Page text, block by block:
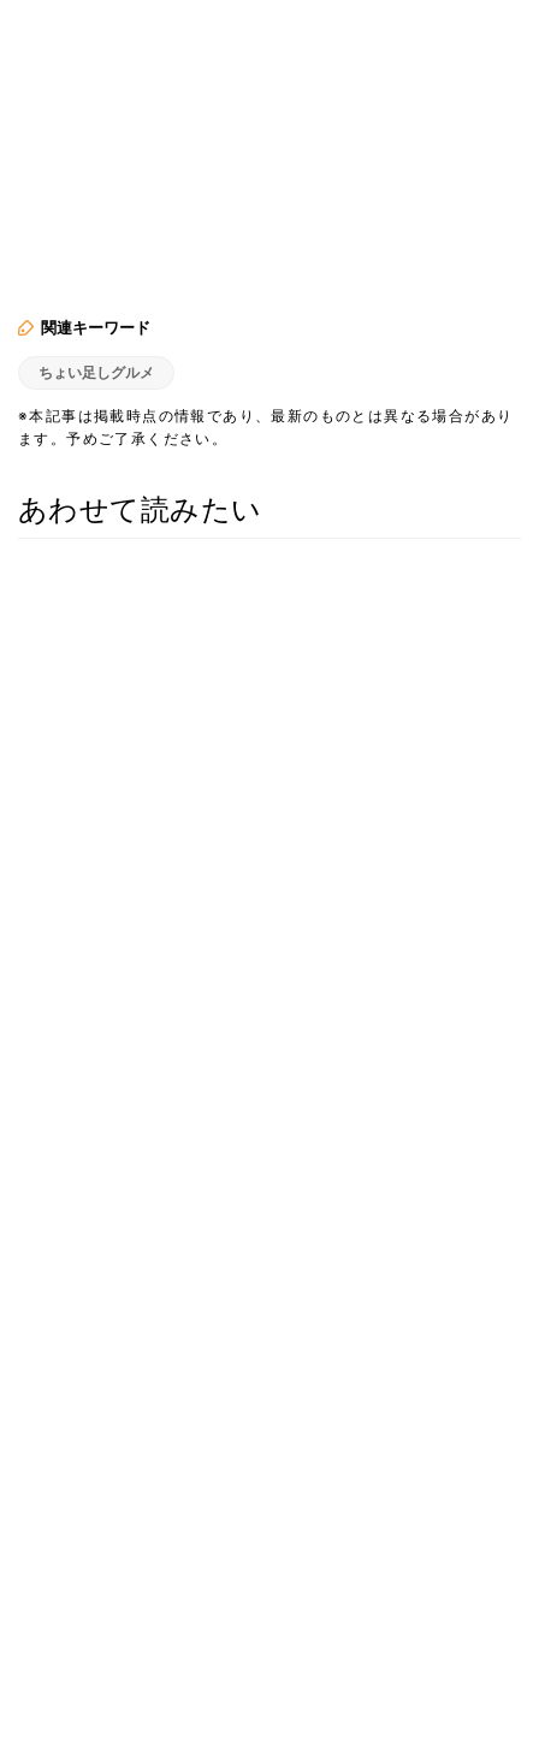
関連キーワード
ちょい足しグルメ
※本記事は掲載時点の情報であり、最新のものとは異なる場合があり
ます。予めご了承ください。
あわせて読みたい